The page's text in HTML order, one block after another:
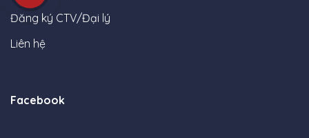
Đăng ký CTV/Đại lý
Liên hệ
Facebook